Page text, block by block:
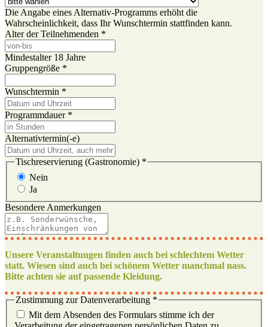
Die Angabe eines Alternativ-Programms erhöht die
Wahrscheinlichkeit, dass Ihr Wunschtermin stattfinden kann.
Alter der Teilnehmenden *
Mindestalter 18 Jahre
Gruppengröße *
Wunschtermin *
Programmdauer *
Alternativtermin(-e)
Tischreservierung (Gastronomie) *
Nein
Ja
Besondere Anmerkungen
Unsere Veranstaltungen finden auch bei schlechtem Wetter
statt. Wiesen sind auch bei schönem Wetter manchmal nass.
Bitte achten sie auf passende Kleidung.
Zustimmung zur Datenverarbeitung *
Mit dem Absenden des Formulars stimme ich der